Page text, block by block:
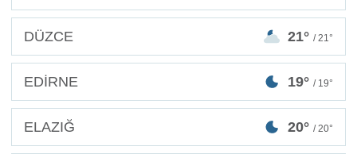
DÜZCE 21° / 21°
EDİRNE 19° / 19°
ELAZIĞ 20° / 20°